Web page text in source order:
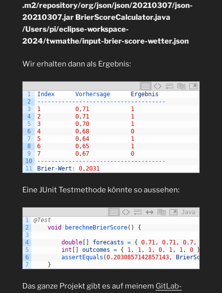
.m2/repository/org/json/json/20210307/json-
20210307.jar BrierScoreCalculator.java
/Users/pi/eclipse-workspace-
2024/twmathe/input-brier-score-wetter.json
Wir erhalten dann als Ergebnis:
1
2
3
4
5
6
7
8
9
10
11
Index Vorhersage Ergebnis
-- -- -- -- -- -- -- -- -- -- -- -- -- -- -- -- -- -- -
1
0 ,71
1
2
0 ,71
1
3
0 ,70
1
4
0 ,68
0
5
0 ,64
1
6
0 ,65
1
7
0 ,67
0
-- -- -- -- -- -- -- -- -- -- -- -- -- -- -- -- -- -- -
Brier-Wert : 0 , 2031
Eine JUnit Testmethode könnte so aussehen:
Java
1
2
3
4
5
6
7
@Test
void
berechneBrierScore( ) {
double [ ] forecasts = { 0.71 , 0.71 , 0.7 ,
int [ ] outcomes = { 1 , 1 , 1 , 0 , 1 , 1 , 0 }
assertEquals (0.2030857142857143 ,
}
Das ganze Projekt gibt es auf meinem GitLab-